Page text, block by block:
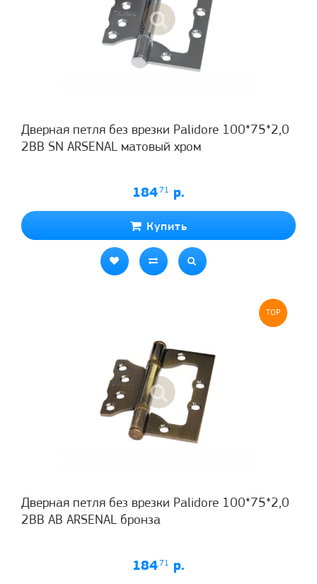
Дверная петля без врезки Palidore 100*75*2,0
2ВВ SN ARSENAL матовый хром
184.71 р.
Купить
TOP
Дверная петля без врезки Palidore 100*75*2,0
2ВВ АВ ARSENAL бронза
184.71 р.